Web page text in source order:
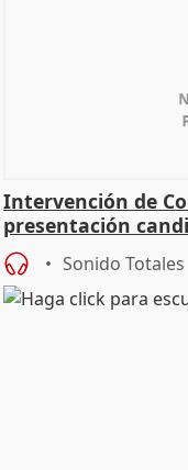
Intervención de
presentación
Sonido Totales